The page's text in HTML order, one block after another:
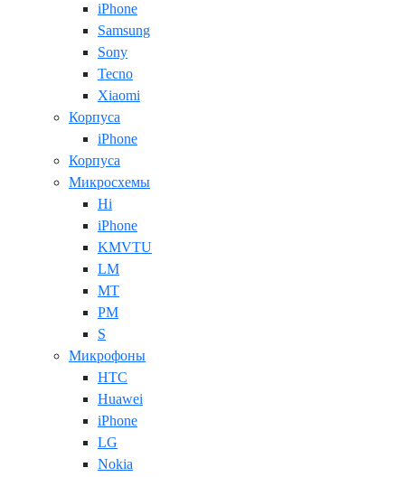
iPhone
Samsung
Sony
Tecno
Xiaomi
Корпуса
iPhone
Корпуса
Микросхемы
Hi
iPhone
KMVTU
LM
MT
PM
S
Микрофоны
HTC
Huawei
iPhone
LG
Nokia